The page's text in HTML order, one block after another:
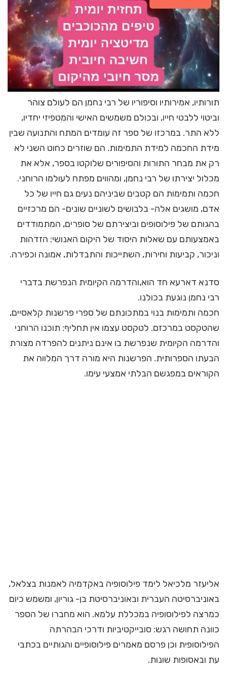
תורותיו, אמירותיו וסיפוריו של רבי נחמן הם לעולם צוהר
וביטוי ללבטי חייו, ובכולם משמשים האישי והמטפיזי יחדיו,
ללא התר. במרכזו של ספר זה עומדים המתח והתנועה שבין
מידת החכמה למידת התמימות. הם שוזרים כחוט השני לא
רק את מבחר התורות והסיפורים שלוקטו בספר, אלא את
מכלול יצירתו של רבי נחמן, ומהווים מפתח לעולמו הרוחני.
חכמה ותמימות הם קטבים שביניהם נעים גם חייו של כל
אדם, מושגים אלה- בלבושים לשוניים שונים- הם מרכזיים
בהגותם של פילוסופים וביצירתם של סופרים, המתמודדים
באמצעותם עם שאלות היסוד של היקום האנושי: הזדהות
וניכור, קביעות וחירות, השתייכות והתבדלות, אמונה וכפירה.
סדנא דארעא חד הוא,והדרמה הקיומית הנפרשת בדברי
רבי נחמן נוגעת בכולנו.
חכמה ותמימות בנוי במתכונתם של ספרי פרשנות קלאסיים,
שהטקסט במרכזם. לטקסט עצמו אין תחליף: תוכנו הרוחני
והדרמה הקיומית שנפרשת בו אינם ניתנים להפרדה מצורת
הבעתו הספרותית. הפרשנות היא מורה דרך המלווה את
הקוראים במפגשם הבלתי אמצעי עימו.
אליעזר מלכיאל לימד פילוסופיה באקדמיה לאמנות בצלאל,
באוניברסיטה העברית ובאוניברסיטת בן- גוריון, ומשמש כיום
כמרצה לפילוסופיה במכללת עלמא. הוא מחברו של הספר
כוונה תחושה רגש: סובייקטיביות ודרכי הבהרתה
הפילוסופית וכן פרסם מאמרים פילוסופיים והגותיים בכתבי
עת ובאסופות שונות.